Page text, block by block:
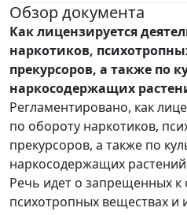
Обзор документа
Как лицензируется
наркотиков,
прекурсоров, а также по
наркосодержащих
Регламентировано, как
по обороту наркотиков,
прекурсоров, а также по
наркосодержащих
Речь идет о запрещенных к
психотропных веществах и